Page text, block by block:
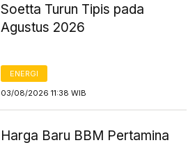
Soetta Turun Tipis pada
Agustus 2026
ENERGI
03/08/2026 11:38 WIB
Harga Baru BBM Pertamina